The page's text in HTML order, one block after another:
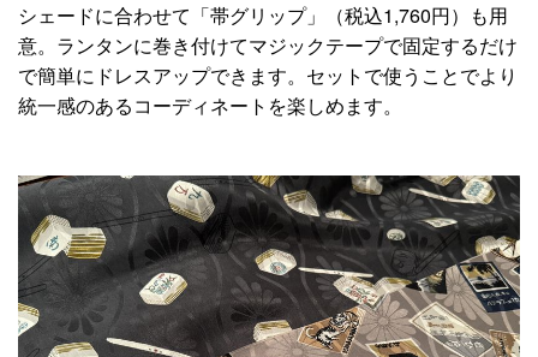
シェードに合わせて「帯グリップ」（税込1,760円）も用
意。ランタンに巻き付けてマジックテープで固定するだけ
で簡単にドレスアップできます。セットで使うことでより
統一感のあるコーディネートを楽しめます。